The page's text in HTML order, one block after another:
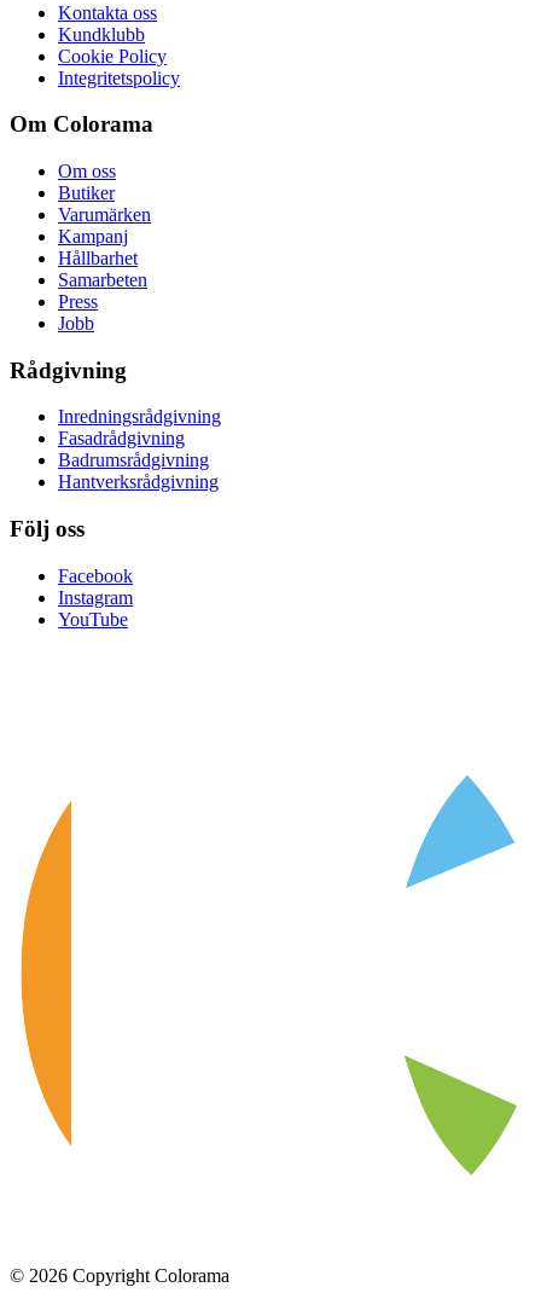
Kontakta oss
Kundklubb
Cookie Policy
Integritetspolicy
Om Colorama
Om oss
Butiker
Varumärken
Kampanj
Hållbarhet
Samarbeten
Press
Jobb
Rådgivning
Inredningsrådgivning
Fasadrådgivning
Badrumsrådgivning
Hantverksrådgivning
Följ oss
Facebook
Instagram
YouTube
© 2026 Copyright Colorama